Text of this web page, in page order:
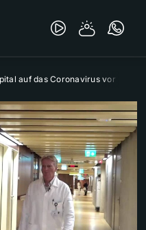
auf das Coronavirus vor